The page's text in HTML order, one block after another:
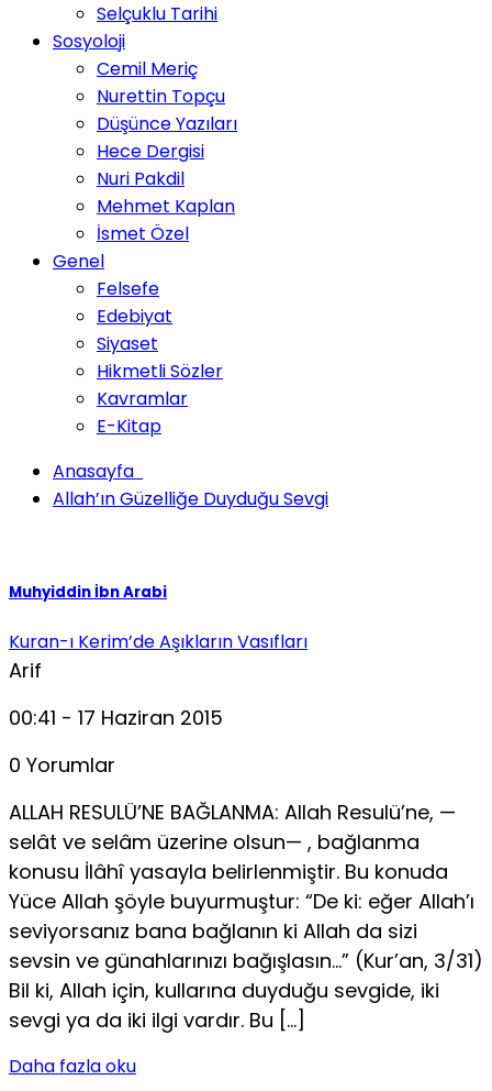
Selçuklu Tarihi
Sosyoloji
Cemil Meriç
Nurettin Topçu
Düşünce Yazıları
Hece Dergisi
Nuri Pakdil
Mehmet Kaplan
İsmet Özel
Genel
Felsefe
Edebiyat
Siyaset
Hikmetli Sözler
Kavramlar
E-Kitap
Anasayfa
Allah’ın Güzelliğe Duyduğu Sevgi
Muhyiddin İbn Arabi
Kuran-ı Kerim’de Aşıkların Vasıfları
Arif
00:41 - 17 Haziran 2015
0 Yorumlar
ALLAH RESULÜ’NE BAĞLANMA: Allah Resulü’ne, —
selât ve selâm üzerine olsun— , bağlanma
konusu İlâhî yasayla belirlenmiştir. Bu konuda
Yüce Allah şöyle buyurmuştur: “De ki: eğer Allah’ı
seviyorsanız bana bağlanın ki Allah da sizi
sevsin ve günahlarınızı bağışlasın…” (Kur’an, 3/31)
Bil ki, Allah için, kullarına duyduğu sevgide, iki
sevgi ya da iki ilgi vardır. Bu […]
Daha fazla oku